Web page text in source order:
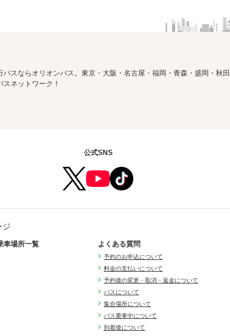
バスならオリオンバス。東京・大阪・名古屋・福岡・青森・盛岡・秋
スネットワーク！
公式SNS
ジ
車場所一覧 よくある質問
予約のお申込について
料金の支払いについて
予約後の変更・取消・返金について
バスについて
集合場所について
バス乗車中について
到着後について